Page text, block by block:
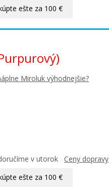
ešte za 100 €
Miroluk výhodnejšie?
v utorok Ceny dopravy
ešte za 100 €